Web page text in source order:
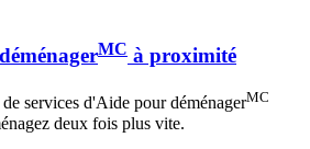
MC à proximité
services d'Aide pour déménagerMC
deux fois plus vite.